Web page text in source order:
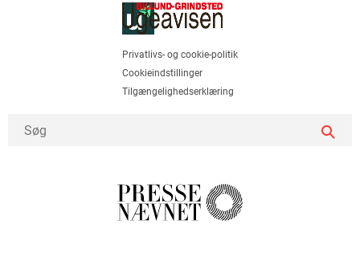
Privatlivs- og cookie-politik
Cookieindstillinger
Tilgængelighedserklæring